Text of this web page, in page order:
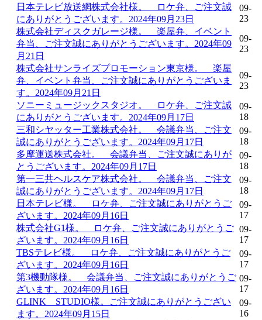
合計
金
額：
0円
レジへ進む
日本テレビ放送網株式会社様。 ロケ弁、ご注文誠
にありがとうございます。2024年09月23日
09-
23
株式会社ディスクガレージ様。 楽屋弁、イベント
弁当、ご注文誠にありがとうございます。2024年09
月21日
09-
23
株式会社サンライズプロモーション東京様。 楽屋
弁、イベント弁当、ご注文誠にありがとうございま
す。2024年09月21日
09-
23
ソニーミュージックスタジオ。 ロケ弁、ご注文誠
にありがとうございます。2024年09月17日
09-
18
三和シヤッター工業株式会社。 会議弁当、ご注文
誠にありがとうございます。2024年09月17日
09-
18
多摩運送株式会社。 会議弁当、ご注文誠にありが
とうございます。2024年09月17日
09-
18
第一三共ヘルスケア株式会社。 会議弁当、ご注文
誠にありがとうございます。2024年09月17日
09-
18
日本テレビ様。 ロケ弁、ご注文誠にありがとうご
ざいます。2024年09月16日
09-
17
株式会社G1様。 ロケ弁、ご注文誠にありがとうご
ざいます。2024年09月16日
09-
17
TBSテレビ様。 ロケ弁、ご注文誠にありがとうご
ざいます。2024年09月16日
09-
17
第3機動隊様。 会議弁当、ご注文誠にありがとうご
ざいます。2024年09月16日
09-
17
GLINK STUDIO様。ご注文誠にありがとうござい
ます。2024年09月15日
09-
16